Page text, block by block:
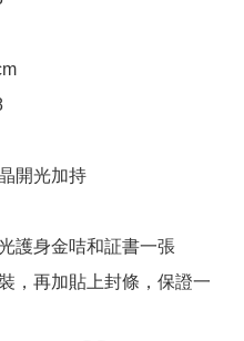
開光加持
護身金咭和証書一張
，再加貼上封條，保證一